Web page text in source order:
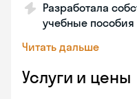
Разработала
учебные пособия
Читать дальше
Услуги и цены